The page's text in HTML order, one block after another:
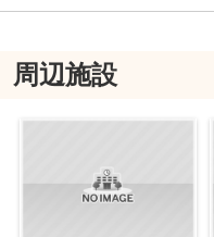
周辺施設